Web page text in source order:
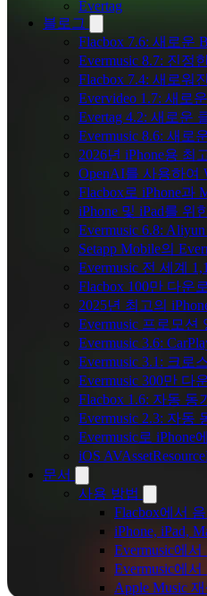
Evertag
블로그
Flacbox 7.6: 새로운
Evermusic 8.7: 진
Flacbox 7.4: 새로워
Evervideo 1.7: 새로
Evertag 4.2: 새로운
Evermusic 8.6: 새로
2026년 iPhone용 최
OpenAI를 사용하여
Flacbox로 iPhone과
iPhone 및 iPad를
Evermusic 6.8:
Setapp Mobile의
Evermusic 전 세계
Flacbox 100만 다운
2025년 최고의
Evermusic 프로모션
Evermusic 3.6:
Evermusic 3.1: 크로
Evermusic 300만 다
Flacbox 1.6: 자동 동
Evermusic 2.3: 자동
Evermusic로
iOS
문서
사용 방법
Flacbox에서
iPhone, iPad,
Evermusic에
Evermusic에
Apple Music